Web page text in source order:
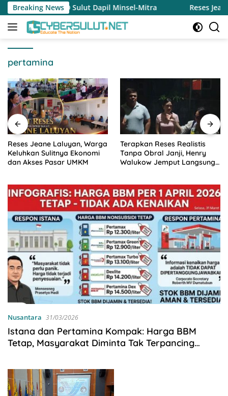
Langsung
ke
konten
Breaking News
Sulut Dapil Minsel-Mitra Reses Jeane Laluyan,
pertamina
Reses Jeane Laluyan, Warga
Keluhkan Sulitnya Ekonomi
dan Akses Pasar UMKM
Terapkan Reses Realistis
Tanpa Obral Janji, Henry
Walukow Jemput Langsung
Nusantara 31/03/2026
Istana dan Pertamina Kompak: Harga BBM
Tetap, Masyarakat Diminta Tak Terpancing